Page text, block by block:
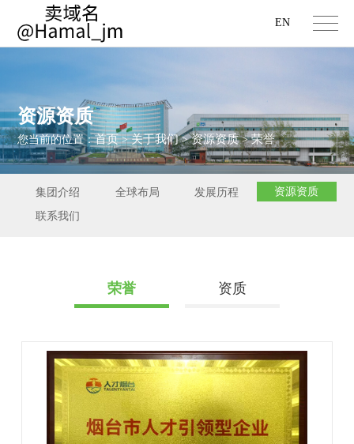
EN
资源资质
您当前的位置：首页>关于我们>资源资质>荣誉
集团介绍 全球布局 发展历程 资源资质
联系我们
荣誉 资质